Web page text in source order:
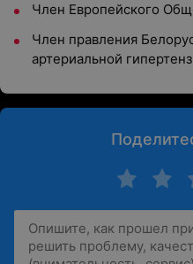
Член Европейского
Член правления
артериальной